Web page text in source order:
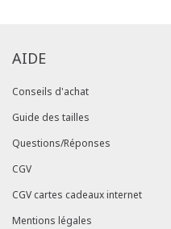
AIDE
Conseils d'achat
Guide des tailles
Questions/Réponses
CGV
CGV cartes cadeaux internet
Mentions légales